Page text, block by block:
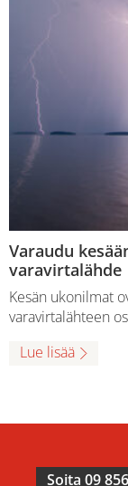
Varaudu
varavirtalähde
Kesän ukonilmat
varavirtalähteen
Lue lisää
Soita 09